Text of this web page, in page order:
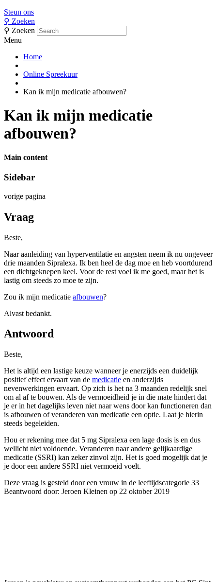
Steun ons
⚲ Zoeken
⚲ Zoeken
Menu
Home
Online Spreekuur
Kan ik mijn medicatie afbouwen?
Kan ik mijn medicatie
afbouwen?
Main content
Sidebar
vorige pagina
Vraag
Beste,
Naar aanleiding van hyperventilatie en angsten neem ik nu ongeveer
drie maanden Sipralexa. Ik ben heel de dag moe en heb voortdurend
een dichtgeknepen keel. Voor de rest voel ik me goed, maar het is
lastig om steeds zo moe te zijn.
Zou ik mijn medicatie afbouwen?
Alvast bedankt.
Antwoord
Beste,
Het is altijd een lastige keuze wanneer je enerzijds een duidelijk
positief effect ervaart van de medicatie en anderzijds
nevenwerkingen ervaart. Op zich is het na 3 maanden redelijk snel
om al af te bouwen. Als de vermoeidheid je in die mate hindert dat
je er in het dagelijks leven niet naar wens door kan functioneren dan
is afbouwen of veranderen van medicatie een optie. Laat je hierin
steeds begeleiden.
Hou er rekening mee dat 5 mg Sipralexa een lage dosis is en dus
wellicht niet voldoende. Veranderen naar andere gelijkaardige
medicatie (SSRI) kan zeker zinvol zijn. Het is goed mogelijk dat je
je door een andere SSRI niet vermoeid voelt.
Deze vraag is gesteld door een vrouw in de leeftijdscategorie 33
Beantwoord door: Jeroen Kleinen op 22 oktober 2019